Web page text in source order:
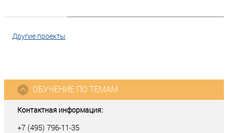
Другие проекты
Контактная информация:
+7 (495) 796-11-35
ОБУЧЕНИЕ ПО ТЕМАМ